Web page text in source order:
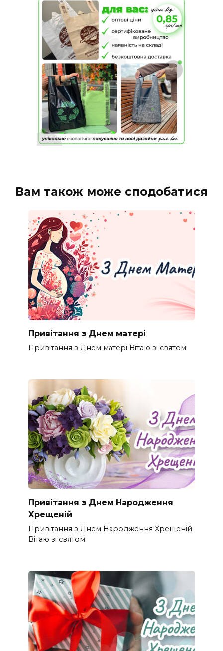
Вам також може сподобатися
Привітання з Днем матері
Привітання з Днем матері Вітаю зі святом!
Привітання з Днем Народження
Хрещеній
Привітання з Днем Народження Хрещеній
Вітаю зі святом